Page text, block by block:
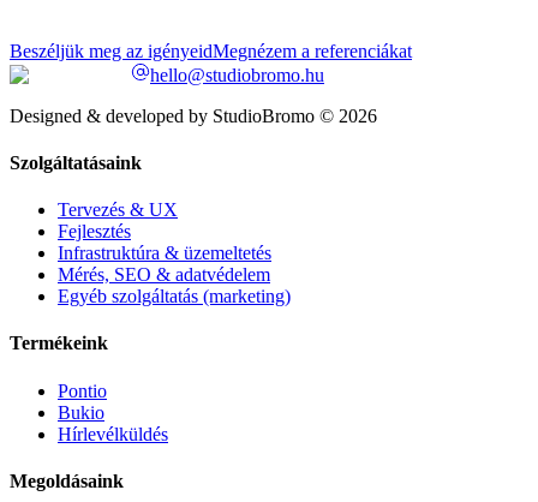
Beszéljük meg az igényeidMegnézem a referenciákat
hello@studiobromo.hu
Designed & developed by StudioBromo © 2026
Szolgáltatásaink
Tervezés & UX
Fejlesztés
Infrastruktúra & üzemeltetés
Mérés, SEO & adatvédelem
Egyéb szolgáltatás (marketing)
Termékeink
Pontio
Bukio
Hírlevélküldés
Megoldásaink